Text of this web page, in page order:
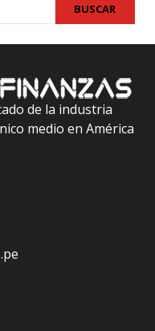
BUSCAR
de la industria
medio en América